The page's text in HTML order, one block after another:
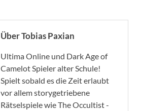
Über Tobias Paxian
Ultima Online und Dark Age of
Camelot Spieler alter Schule!
Spielt sobald es die Zeit erlaubt
vor allem storygetriebene
Rätselspiele wie The Occultist -